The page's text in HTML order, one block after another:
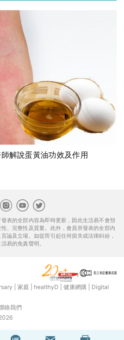
解說蛋黃油功效及作用
表的全部內容為即時更新，因此生活易不會預
、完整性及質量。此外，會員所發表的全部內
論及立場。如從而引起任何損失或法律糾紛，
易的免責聲明。
家庭 healthyD 健康網購
Digital
絡我們